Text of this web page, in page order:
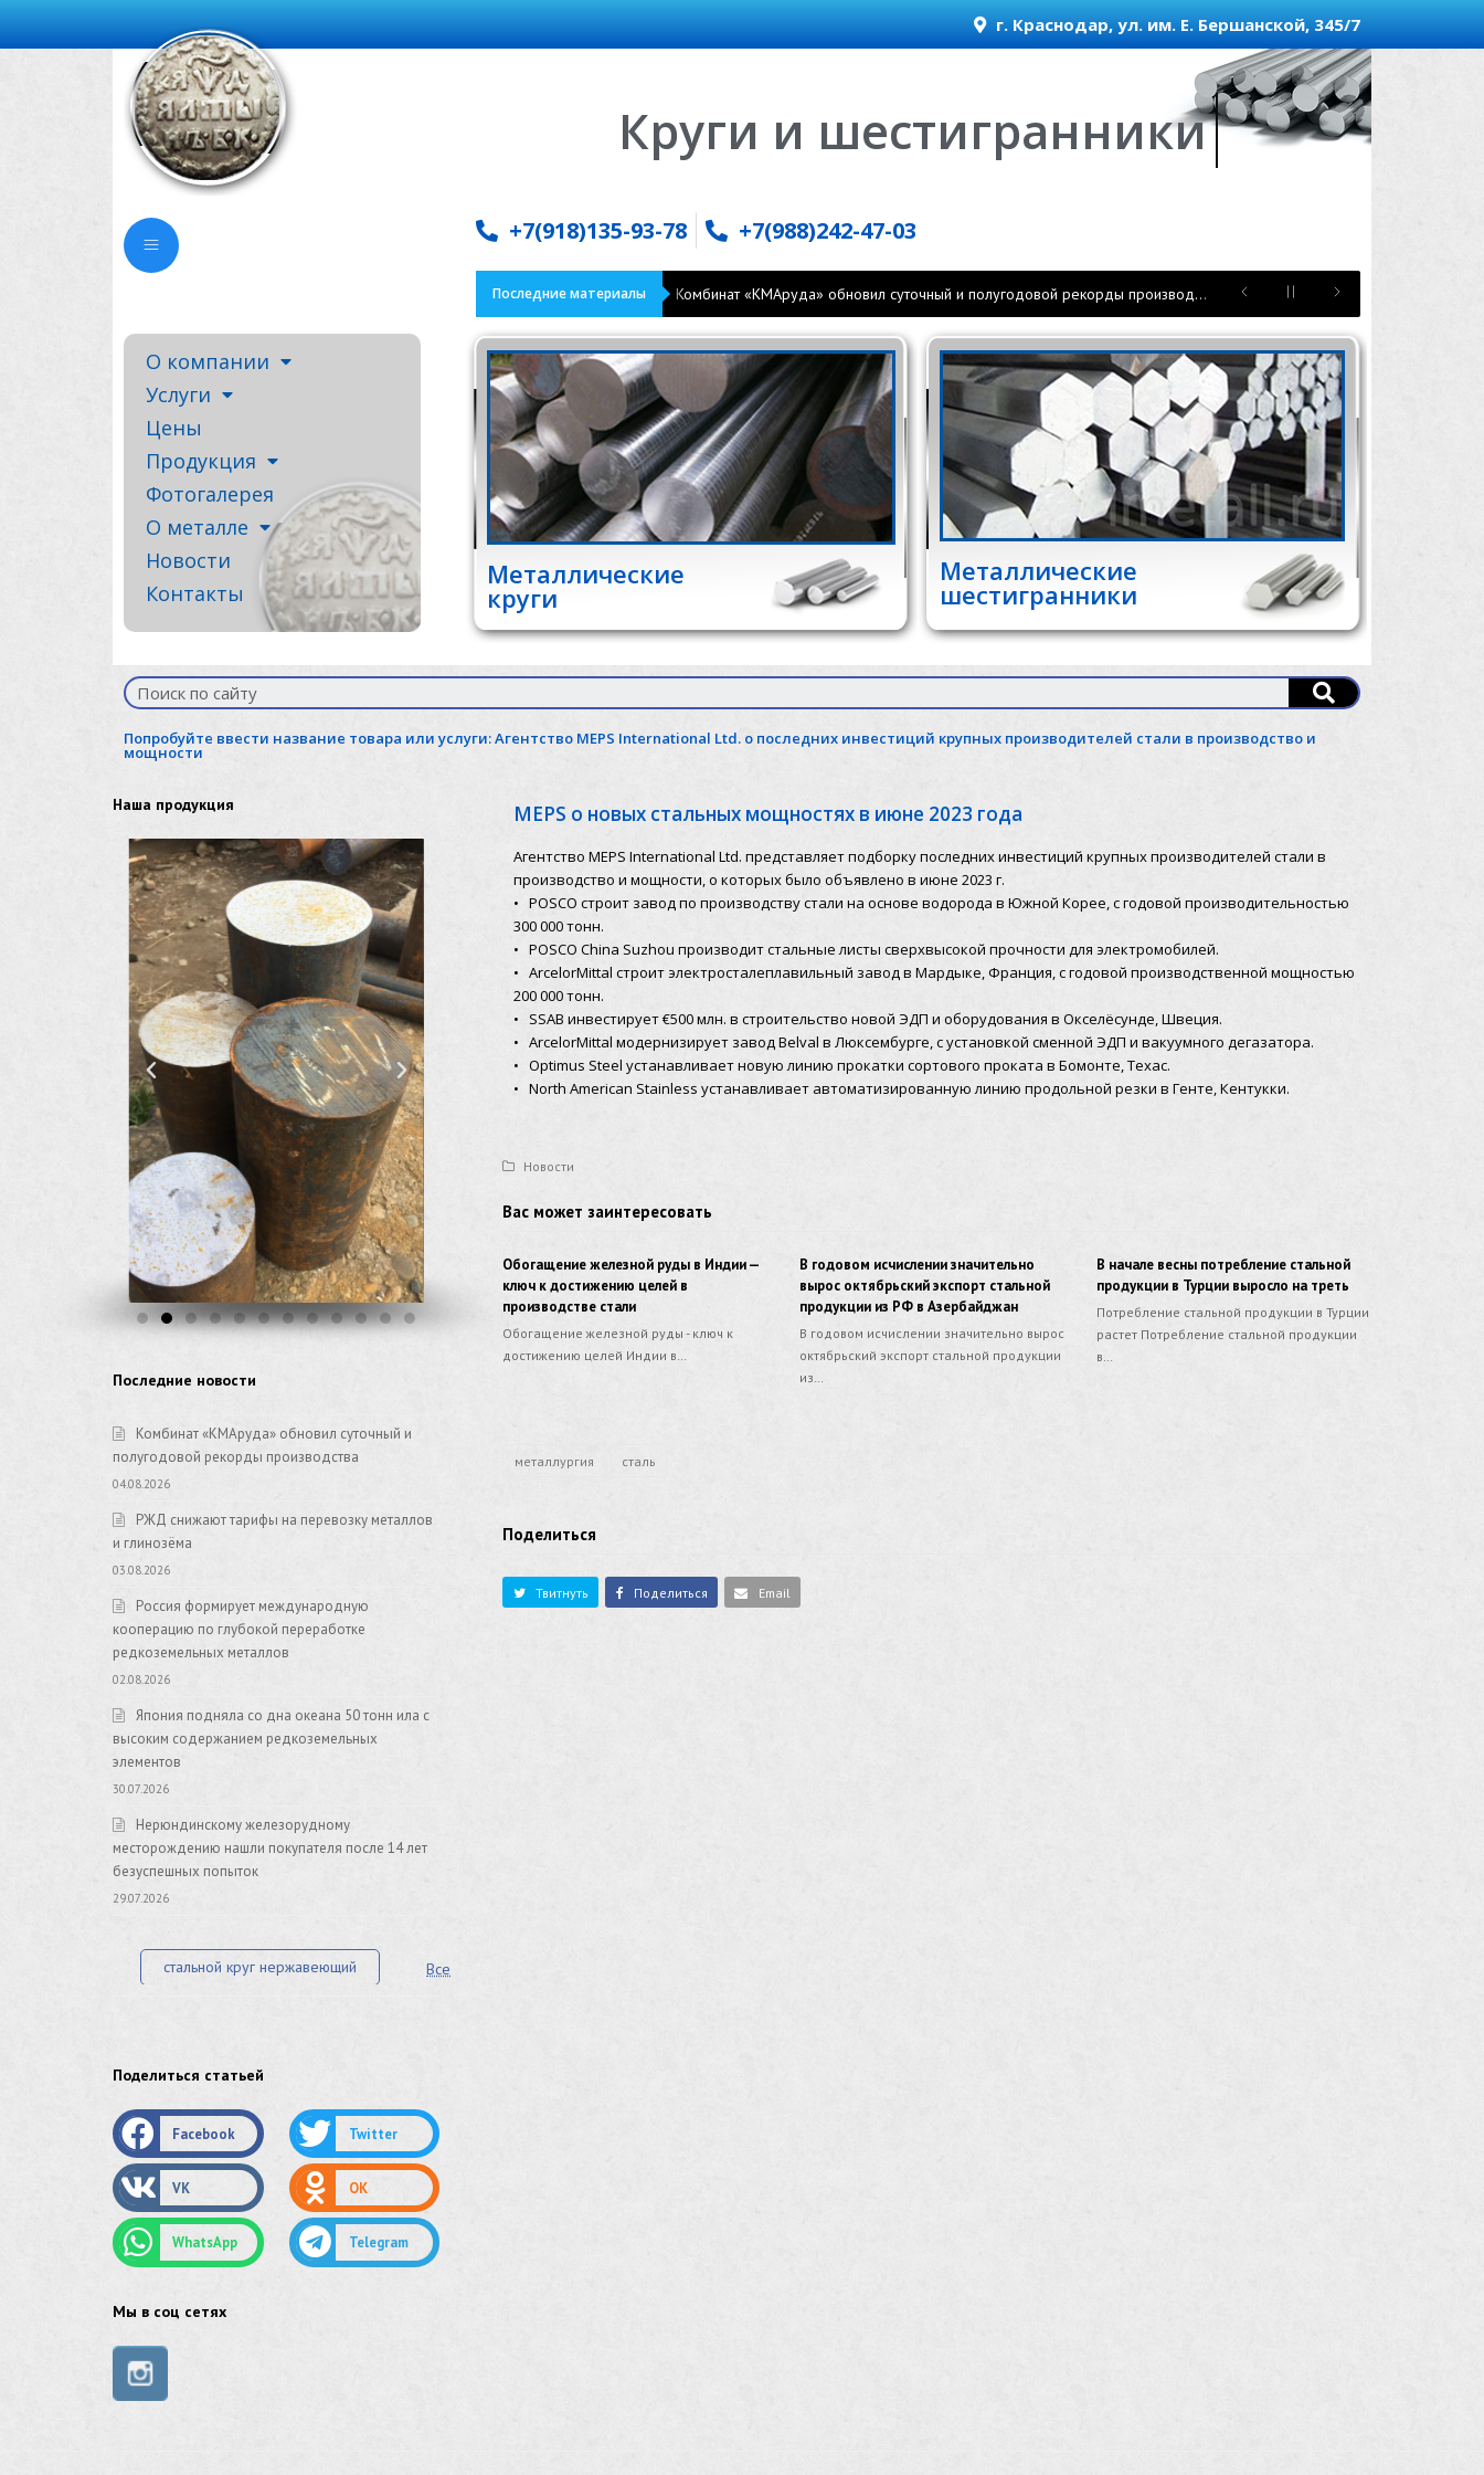
г. Краснодар, ул. им. Е. Бершанской, 345/7
Круги и шестигранники
+7(918)135-93-78 +7(988)242-47-03
Последние материалы Комбинат «КМАруда» обновил суточный и полугодовой рекорды производства
О компании
Услуги
Цены
Продукция
Фотогалерея
О металле
Новости
Контакты
Металлические
круги
Металлические
шестигранники
Попробуйте ввести название товара или услуги:Агентство MEPS International Ltd. о последних инвестиций крупных производителей стали в производство и
мощности
MEPS о новых стальных мощностях в июне 2023 года
Агентство MEPS International Ltd. представляет подборку последних инвестиций крупных производителей стали в
производство и мощности, о которых было объявлено в июне 2023 г.
• POSCO строит завод по производству стали на основе водорода в Южной Корее, с годовой производительностью
300 000 тонн.
• POSCO China Suzhou производит стальные листы сверхвысокой прочности для электромобилей.
• ArcelorMittal строит электросталеплавильный завод в Мардыке, Франция, с годовой производственной мощностью
200 000 тонн.
• SSAB инвестирует €500 млн. в строительство новой ЭДП и оборудования в Окселёсунде, Швеция.
• ArcelorMittal модернизирует завод Belval в Люксембурге, с установкой сменной ЭДП и вакуумного дегазатора.
• Optimus Steel устанавливает новую линию прокатки сортового проката в Бомонте, Техас.
• North American Stainless устанавливает автоматизированную линию продольной резки в Генте, Кентукки.
Новости
Вас может заинтересовать
Обогащение железной руды в Индии —
ключ к достижению целей в
производстве стали
Обогащение железной руды - ключ к
достижению целей Индии в…
В годовом исчислении значительно
вырос октябрьский экспорт стальной
продукции из РФ в Азербайджан
В годовом исчислении значительно вырос
октябрьский экспорт стальной продукции
из…
В начале весны потребление стальной
продукции в Турции выросло на треть
Потребление стальной продукции в Турции
растет Потребление стальной продукции
в…
металлургия сталь
Поделиться
Твитнуть Поделиться Email
Наша продукция
Последние новости
Комбинат «КМАруда» обновил суточный и
полугодовой рекорды производства
04.08.2026
РЖД снижают тарифы на перевозку металлов
и глинозёма
03.08.2026
Россия формирует международную
кооперацию по глубокой переработке
редкоземельных металлов
02.08.2026
Япония подняла со дна океана 50 тонн ила с
высоким содержанием редкоземельных
элементов
30.07.2026
Нерюндинскому железорудному
месторождению нашли покупателя после 14 лет
безуспешных попыток
29.07.2026
стальной круг нержавеющий
оцинкованный круг
оцинкованный лист
труба оцинкованная
труба нержавеющая
сетка нержавеющая
сетка оцинкованная
Все
Поделиться статьей
Facebook Twitter
VK OK
WhatsApp Telegram
Мы в соц сетях